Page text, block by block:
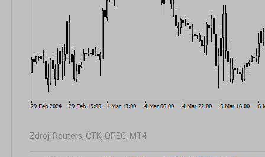
Zdroj: Reuters, ČTK, OPEC, MT4